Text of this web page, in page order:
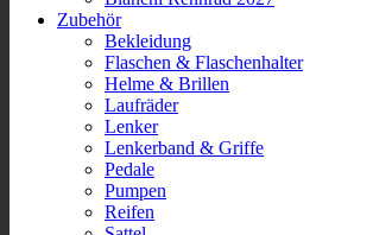
Zubehör
Bekleidung
Flaschen & Flaschenhalter
Helme & Brillen
Laufräder
Lenker
Lenkerband & Griffe
Pedale
Pumpen
Reifen